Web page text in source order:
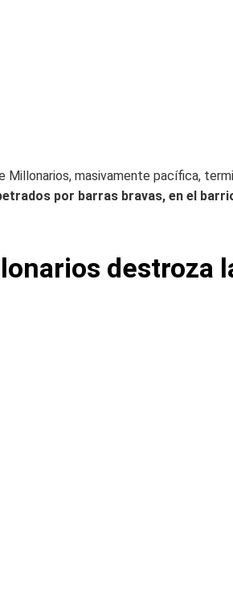
masivamente pacífica,
por barras bravas, en el
destroza